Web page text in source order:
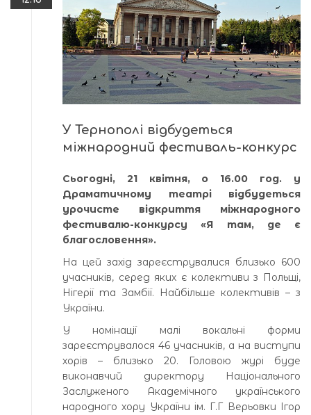
У Тернополі відбудеться
міжнародний фестиваль-конкурс
Сьогодні, 21 квітня, о 16.00 год. у
Драматичному театрі відбудеться
урочисте відкриття міжнародного
фестивалю-конкурсу «Я там, де є
благословення».
На цей захід зареєструвалися близько 600
учасників, серед яких є колективи з Польщі,
Нігерії та Замбії. Найбільше колективів – з
України.
У номінації малі вокальні форми
зареєструвалося 46 учасників, а на виступи
хорів – близько 20. Головою журі буде
виконавчий директору Національного
Заслуженого Академічного українського
народного хору України ім. Г.Г Верьовки Ігор